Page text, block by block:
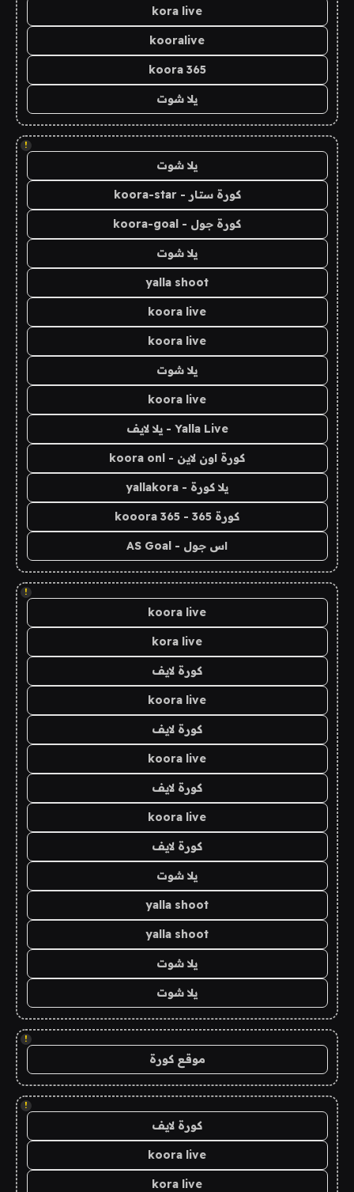
kora live
kooralive
koora 365
يلا شوت
!
يلا شوت
كورة ستار - koora-star
كورة جول - koora-goal
يلا شوت
yalla shoot
koora live
koora live
يلا شوت
koora live
Yalla Live - يلا لايف
كورة اون لاين - koora onl
يلا كورة - yallakora
كورة 365 - kooora 365
اس جول - AS Goal
!
koora live
kora live
كورة لايف
koora live
كورة لايف
koora live
كورة لايف
koora live
كورة لايف
يلا شوت
yalla shoot
yalla shoot
يلا شوت
يلا شوت
!
موقع كورة
!
كورة لايف
koora live
kora live